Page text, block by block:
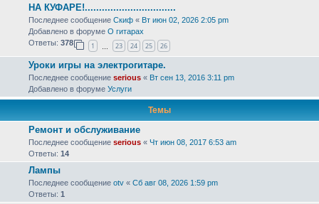
НА КУФАРЕ!................................
Последнее сообщение Скиф « Вт июн 02, 2026 2:05 pm
Добавлено в форуме О гитарах
Ответы: 378 1 23 24 25 26
Уроки игры на электрогитаре.
Последнее сообщение serious « Вт сен 13, 2016 3:11 pm
Добавлено в форуме Услуги
Темы
Ремонт и обслуживание
Последнее сообщение serious « Чт июн 08, 2017 6:53 am
Ответы: 14
Лампы
Последнее сообщение otv « Сб авг 08, 2026 1:59 pm
Ответы: 1